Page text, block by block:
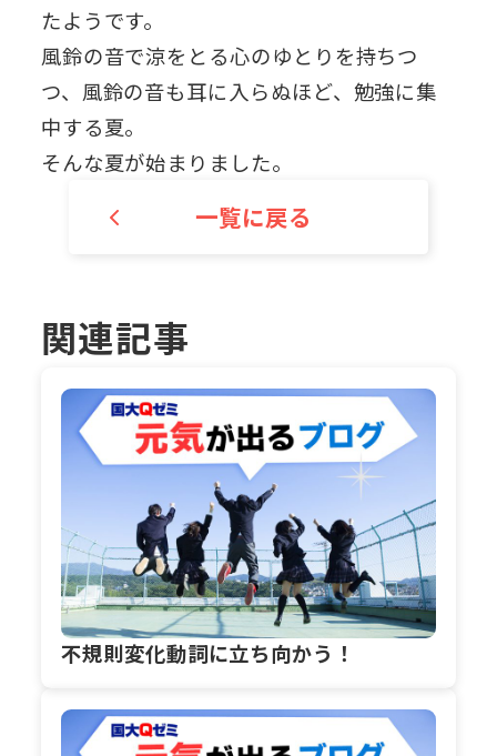
たようです。
風鈴の音で涼をとる心のゆとりを持ちつ
つ、風鈴の音も耳に入らぬほど、勉強に集
中する夏。
そんな夏が始まりました。
一覧に戻る
関連記事
不規則変化動詞に立ち向かう！